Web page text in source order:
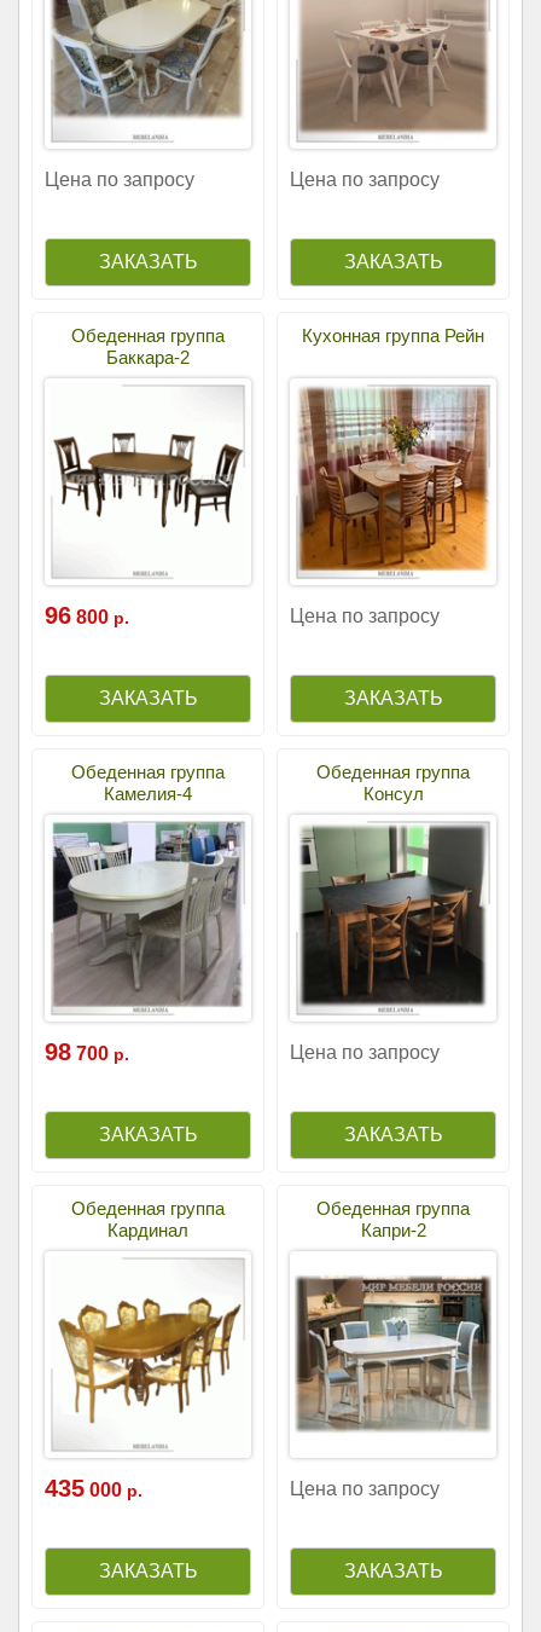
Цена по запросу Цена по запросу
Обеденная группа
Баккара-2
96 800 р.
Кухонная группа Рейн
Цена по запросу
Обеденная группа
Камелия-4
98 700 р.
Обеденная группа
Консул
Цена по запросу
Обеденная группа
Кардинал
435 000 р.
Обеденная группа
Капри-2
Цена по запросу